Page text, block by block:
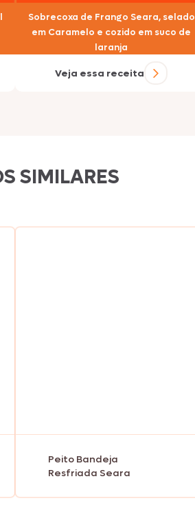
Sobrecoxa de Frango Seara, selado
em Caramelo e cozido em suco de
laranja
Veja essa receita
SIMILARES
Peito Bandeja
Resfriada Seara